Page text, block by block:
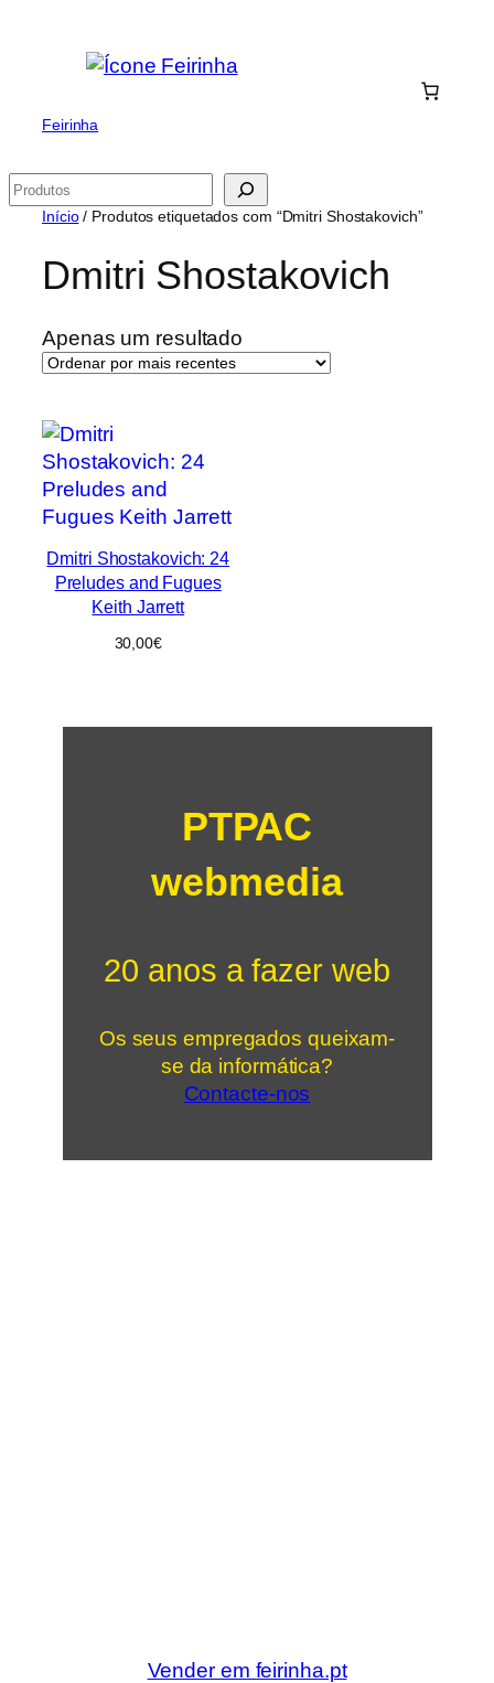
Feirinha
Pesquisar
Início/ Produtos etiquetados com “Dmitri Shostakovich”
Dmitri Shostakovich
Apenas um resultado
Dmitri Shostakovich: 24
Preludes and Fugues
Keith Jarrett
30,00€
PTPAC
webmedia
20 anos a fazer web
Os seus empregados queixam-
se da informática?
Contacte-nos
Vender em feirinha.pt